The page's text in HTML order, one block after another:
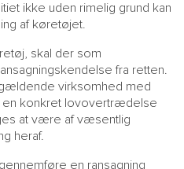
ikke uden rimelig grund kan
af køretøjet.
skal der som
fra retten.
virksomhed med
en konkret lovovertrædelse
at være af væsentlig
heraf.
en ransagning